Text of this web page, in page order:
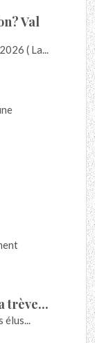
Val
( La...
trève...
élus...